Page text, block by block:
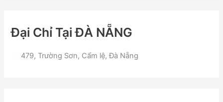
Đại Chỉ Tại ĐÀ NẴNG
479, Trường Sơn, Cẩm lệ, Đà Nẵng